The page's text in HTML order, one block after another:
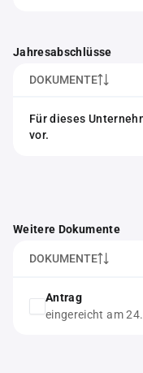
Jahresabschlüsse
DOKUMENTE
Für dieses
vor.
Weitere Dokumente
DOKUMENTE
Antrag
eingereicht am